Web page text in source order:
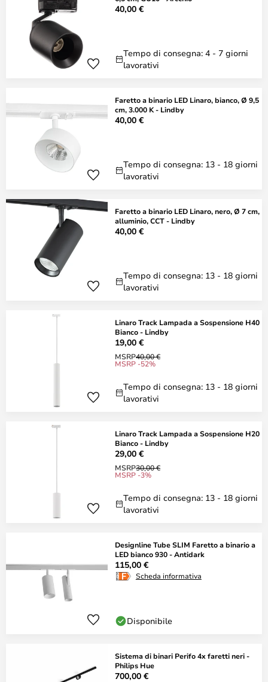
40,00 €
Tempo di consegna: 4 - 7 giorni
lavorativi
Faretto a binario LED Linaro, bianco, Ø 9,5
cm, 3.000 K - Lindby
40,00 €
Tempo di consegna: 13 - 18 giorni
lavorativi
Faretto a binario LED Linaro, nero, Ø 7 cm,
alluminio, CCT - Lindby
40,00 €
Tempo di consegna: 13 - 18 giorni
lavorativi
Linaro Track Lampada a Sospensione H40
Bianco - Lindby
19,00 €
MSRP40,00 €
MSRP -52%
Tempo di consegna: 13 - 18 giorni
lavorativi
Linaro Track Lampada a Sospensione H20
Bianco - Lindby
29,00 €
MSRP30,00 €
MSRP -3%
Tempo di consegna: 13 - 18 giorni
lavorativi
Designline Tube SLIM Faretto a binario a
LED bianco 930 - Antidark
115,00 €
Scheda informativa
Disponibile
Sistema di binari Perifo 4x faretti neri -
Philips Hue
700,00 €